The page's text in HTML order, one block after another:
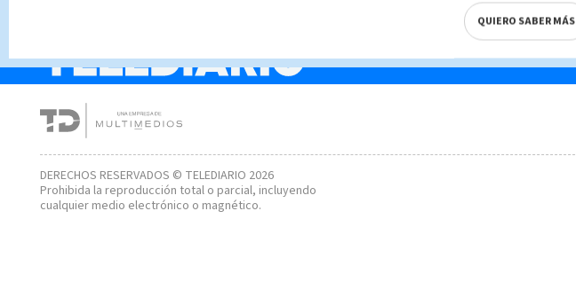
DERECHOS RESERVADOS © TELEDIARIO 2026
Prohibida la reproducción total o parcial, incluyendo
cualquier medio electrónico o magnético.
QUIERO SABER MÁS